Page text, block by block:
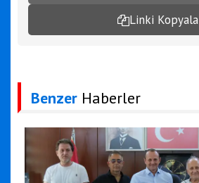
Linki Kopyala
Benzer Haberler